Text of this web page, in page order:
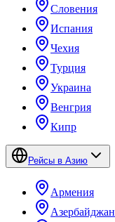
Словения
Испания
Чехия
Турция
Украина
Венгрия
Кипр
Рейсы в Азию
Армения
Азербайджан